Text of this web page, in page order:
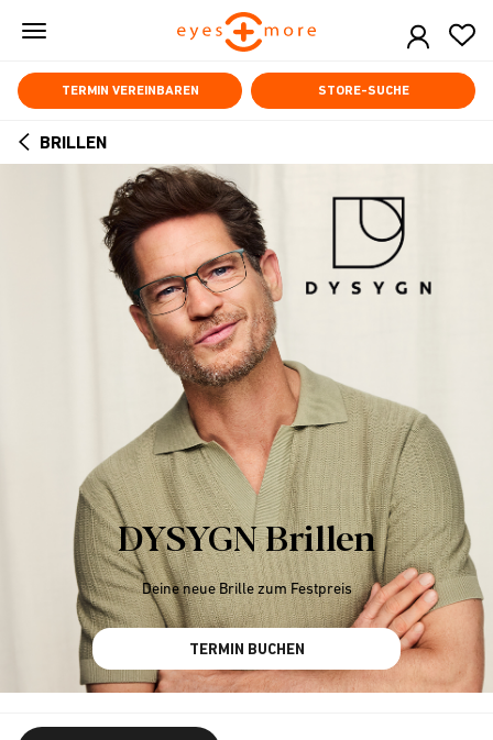
Skip
content
TERMIN VEREINBAREN STORE-SUCHE
ARROW
BRILLEN
DYSYGN Brillen
Deine neue Brille zum Festpreis
TERMIN BUCHEN